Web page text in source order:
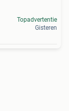
Topadvertentie
Gisteren